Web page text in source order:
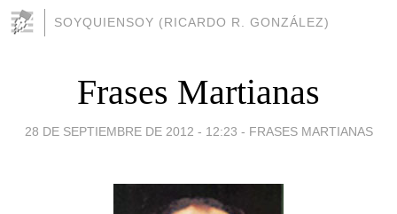
SOYQUIENSOY (RICARDO R. GONZÁLEZ)
Frases Martianas
28 DE SEPTIEMBRE DE 2012 - 12:23 - FRASES MARTIANAS